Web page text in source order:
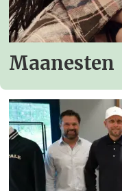
Maanesten